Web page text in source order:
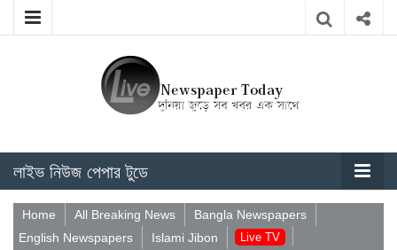
লাইভ নিউজ পেপার টুডে
Home All Breaking News
Bangla Newspapers
English Newspapers
Islami Jibon Live TV